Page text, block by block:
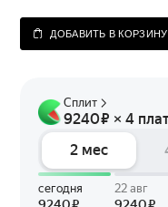
ДОБАВИТЬ В КОРЗИНУ